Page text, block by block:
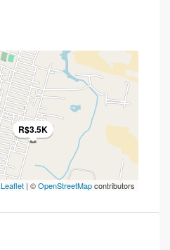
R$3.5K
Leaflet | ©OpenStreetMapcontributors